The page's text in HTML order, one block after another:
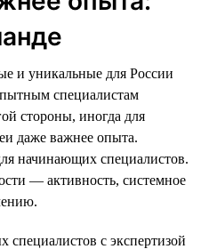
и уникальные для России
специалистам
стороны, иногда для
даже важнее опыта.
начинающих специалистов.
— активность, системное
специалистов с экспертизой